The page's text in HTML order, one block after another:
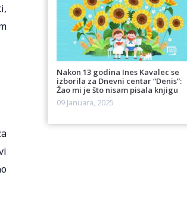
Nakon 13 godina Ines Kavalec se
izborila za Dnevni centar “Denis”:
Žao mi je što nisam pisala knjigu
09 Januara, 2025